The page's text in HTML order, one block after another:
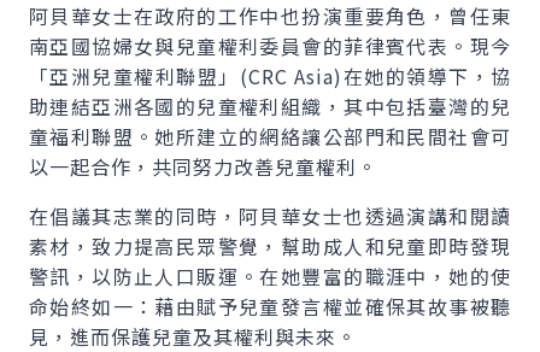
阿貝華女士在政府的工作中也扮演重要角色，曾任東
南亞國協婦女與兒童權利委員會的菲律賓代表。現今
「亞洲兒童權利聯盟」(CRC Asia)在她的領導下，協
助連結亞洲各國的兒童權利組織，其中包括臺灣的兒
童福利聯盟。她所建立的網絡讓公部門和民間社會可
以一起合作，共同努力改善兒童權利。
在倡議其志業的同時，阿貝華女士也透過演講和閱讀
素材，致力提高民眾警覺，幫助成人和兒童即時發現
警訊，以防止人口販運。在她豐富的職涯中，她的使
命始終如一：藉由賦予兒童發言權並確保其故事被聽
見，進而保護兒童及其權利與未來。